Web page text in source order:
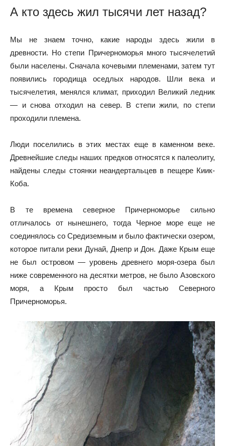
А кто здесь жил тысячи лет назад?
Мы не знаем точно, какие народы здесь жили в
древности. Но степи Причерноморья много тысячелетий
были населены. Сначала кочевыми племенами, затем тут
появились городища оседлых народов. Шли века и
тысячелетия, менялся климат, приходил Великий ледник
— и снова отходил на север. В степи жили, по степи
проходили племена.
Люди поселились в этих местах еще в каменном веке.
Древнейшие следы наших предков относятся к палеолиту,
найдены следы стоянки неандертальцев в пещере Киик-
Коба.
В те времена северное Причерноморье сильно
отличалось от нынешнего, тогда Черное море еще не
соединялось со Средиземным и было фактически озером,
которое питали реки Дунай, Днепр и Дон. Даже Крым еще
не был островом — уровень древнего моря-озера был
ниже современного на десятки метров, не было Азовского
моря, а Крым просто был частью Северного
Причерноморья.